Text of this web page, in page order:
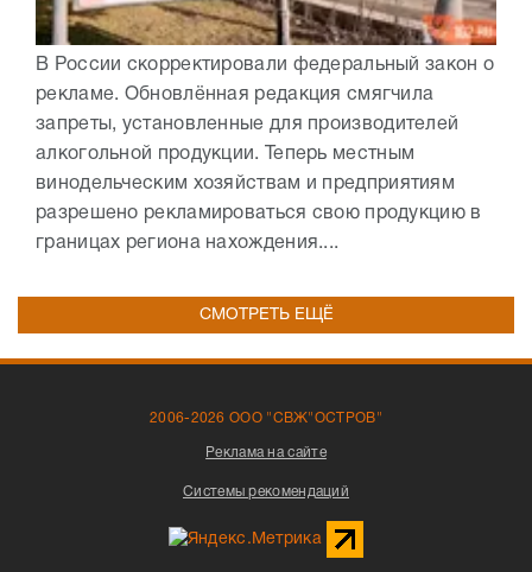
В России скорректировали федеральный закон о
рекламе. Обновлённая редакция смягчила
запреты, установленные для производителей
алкогольной продукции. Теперь местным
винодельческим хозяйствам и предприятиям
разрешено рекламироваться свою продукцию в
границах региона нахождения....
СМОТРЕТЬ ЕЩЁ
2006-2026 ООО "СВЖ"ОСТРОВ"
Реклама на сайте
Системы рекомендаций